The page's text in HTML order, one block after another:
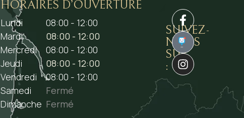
HORAIRES D’OUVERTURE
Lundi
08:00 - 12:00
Mardi
08:00 - 12:00
Mercredi
08:00 - 12:00
Jeudi
08:00 - 12:00
Vendredi
08:00 - 12:00
Samedi
Fermé
Dimanche Fermé
SUIVEZ-
NOUS
SUR
:
1